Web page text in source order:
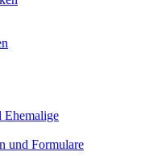
Ehemalige
und Formulare